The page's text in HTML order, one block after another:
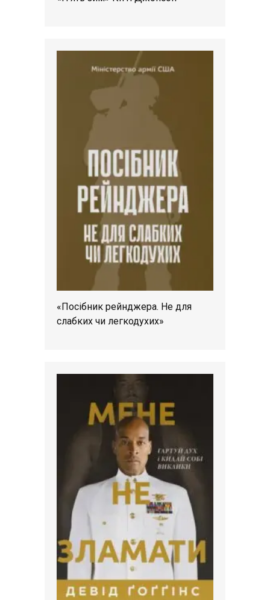
«Посібник рейнджера. Не для
слабких чи легкодухих»